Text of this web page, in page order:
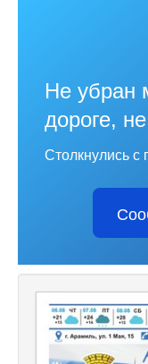
Не убран
дороге,
Столкнулись